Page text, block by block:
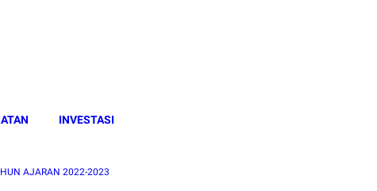
INVESTASI
AJARAN 2022-2023